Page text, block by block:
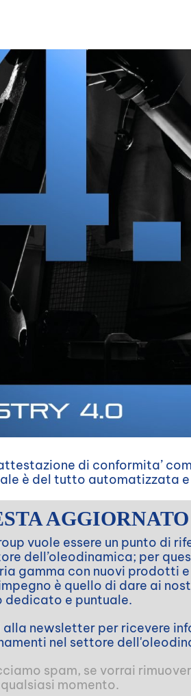
di conformita’
è del tutto automatizzata
AGGIORNATO
vuole essere un punto di
dell’oleodinamica; per
gamma con nuovi prodotti
è quello di dare ai
dedicato e puntuale.
newsletter per ricevere
nel settore
spam, se vorrai
momento.